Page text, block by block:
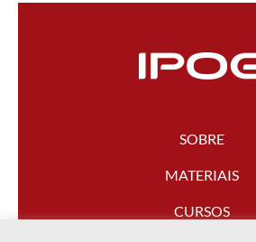
SOBRE
MATERIAIS
CURSOS